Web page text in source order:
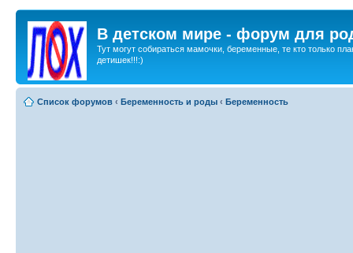
В детском мире - форум для
Тут могут собираться мамочки, беременные, те кто только
детишек!!!:)
Список форумов ‹ Беременность и роды ‹ Беременность